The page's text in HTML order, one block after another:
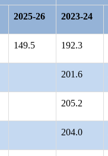
2025-26 2023-24
149.5 192.3
201.6
205.2
204.0